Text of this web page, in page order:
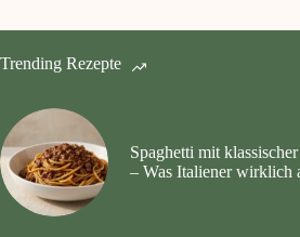
Trending Rezepte
Spaghetti mit
– Was Italiener wirklich